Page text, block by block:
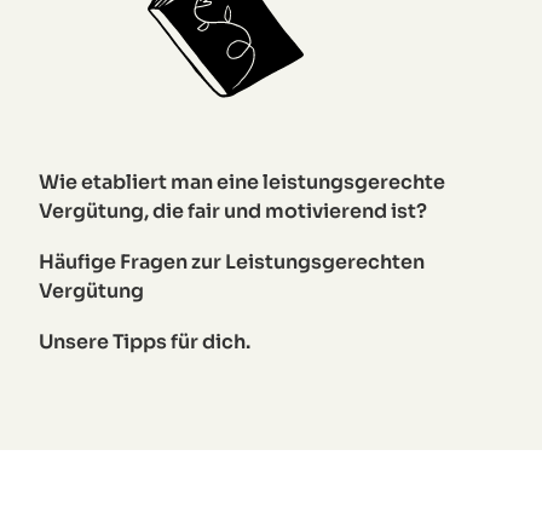
Wie etabliert man eine leistungsgerechte
Vergütung, die fair und motivierend ist?
Häufige Fragen zur Leistungsgerechten
Vergütung
Unsere Tipps für dich.